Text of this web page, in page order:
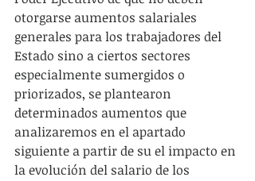
otorgarse aumentos salariales
generales para los trabajadores del
Estado sino a ciertos sectores
especialmente sumergidos o
priorizados, se plantearon
determinados aumentos que
analizaremos en el apartado
siguiente a partir de su el impacto en
la evolución del salario de los